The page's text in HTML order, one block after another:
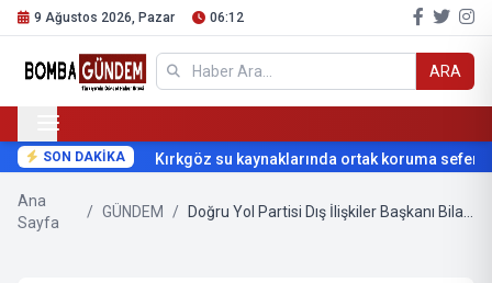
9 Ağustos 2026, Pazar 06:12
ARA
SON DAKİKA Kırkgöz su kaynaklarında ortak koruma
Ana
Sayfa
/ GÜNDEM /